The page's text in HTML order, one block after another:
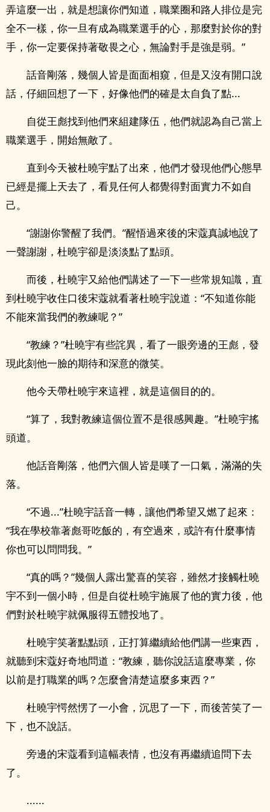
弄這麼一出，就是想讓你們知道，職業圈和路人排位是完
全不一樣，你一旦有成為職業選手的心，那麼對於你的對
手，你一定要保持著敬畏之心，無論對手是強是弱。”
話音剛落，幾個人皆是面面相窺，但是又沒有開口說
話，仔細回想了一下，好像他們的確是太自負了點...
自從王彪找到他們來組建隊伍，他們就認為自己當上
職業選手，開始無敵了。
直到今天被杜曉宇點了出來，他們才發現他們心態早
已經是擺上天去了，看見任何人都覺得對面實力不如自
己。
“謝謝你警醒了我們。”醒悟過來後的宋蔻真誠地說了
一聲謝謝，杜曉宇卻是淡淡點了點頭。
而後，杜曉宇又給他們講述了一下一些常規知識，直
到杜曉宇收住口後宋蔻就看著杜曉宇說道：“不知道你能
不能來當我們的教練呢？”
“教練？”杜曉宇有些詫異，看了一眼旁邊的王彪，發
現此刻他一臉的期待和深意的微笑。
他今天帶杜曉宇來這裡，就是這個目的的。
“算了，我對教練這個位置不是很感興趣。”杜曉宇搖
頭道。
他話音剛落，他們六個人皆是嘆了一口氣，滿滿的失
落。
“不過...”杜曉宇話音一轉，讓他們希望又燃了起來：
“我在學校靠著彪哥吃飯的，有空過來，或許有什麼事情
你也可以問問我。”
“真的嗎？”幾個人露出驚喜的笑容，雖然才接觸杜曉
宇不到一個小時，但是自從杜曉宇施展了他的實力後，他
們對於杜曉宇就佩服得五體投地了。
杜曉宇笑著點點頭，正打算繼續給他們講一些東西，
就聽到宋蔻好奇地問道：“教練，聽你說話這麼專業，你
以前是打職業的嗎？怎麼會清楚這麼多東西？”
杜曉宇愕然愣了一小會，沉思了一下，而後苦笑了一
下，也不說話。
旁邊的宋蔻看到這幅表情，也沒有再繼續追問下去
了。
......